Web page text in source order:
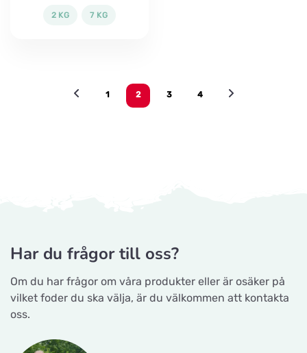
2 KG 7 KG
1 2 3 4
Har du frågor till oss?
Om du har frågor om våra produkter eller är osäker på
vilket foder du ska välja, är du välkommen att kontakta
oss.